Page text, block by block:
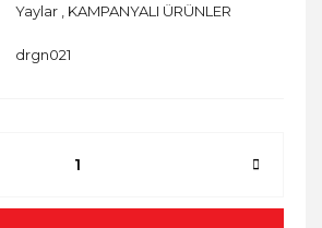
Yaylar KAMPANYALI ÜRÜNLER
drgn021